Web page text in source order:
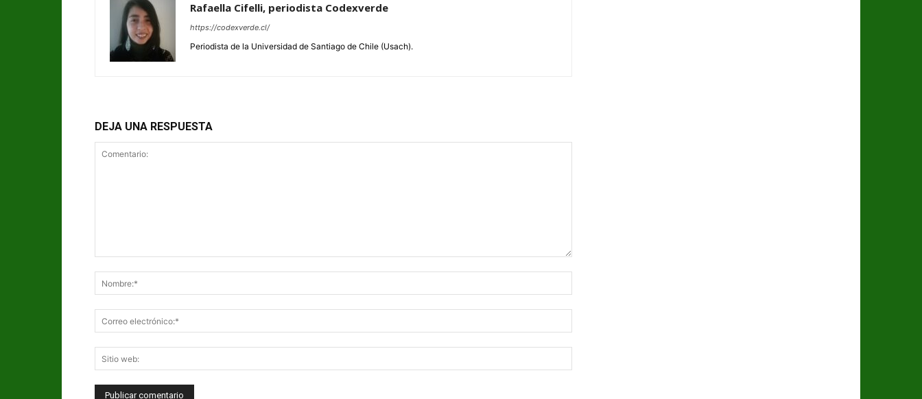
Rafaella Cifelli, periodista Codexverde
https://codexverde.cl/
Periodista de la Universidad de Santiago de Chile (Usach).
DEJA UNA RESPUESTA